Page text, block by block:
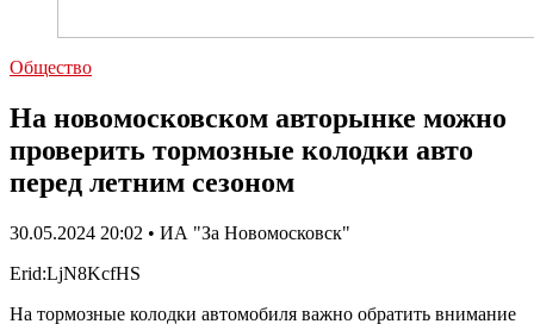
Общество
На новомосковском авторынке можно
проверить тормозные колодки авто
перед летним сезоном
30.05.2024 20:02 • ИА "За Новомосковск"
Erid:LjN8KcfHS
На тормозные колодки автомобиля важно обратить внимание